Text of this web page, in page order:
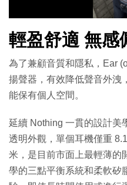
輕盈舒適 無感
為了兼顧音質和隱私，Ear
揚聲器，有效降低聲音外洩
能保有個人空間。
延續 Nothing 一貫的設計美
透明外觀，單個耳機僅重
米，是目前市面上最輕薄的
學的三點平衡系統和柔軟矽